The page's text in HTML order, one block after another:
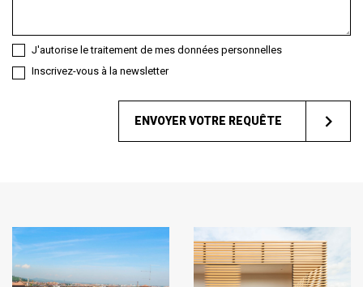
J'autorise le traitement de mes données personnelles
Inscrivez-vous à la newsletter
ENVOYER VOTRE REQUÊTE